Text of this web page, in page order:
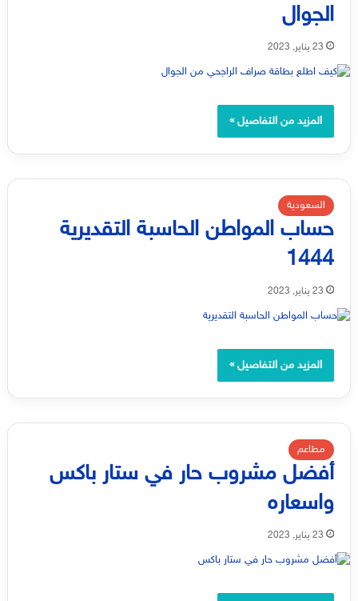
الجوال
23 يناير, 2023
المزيد من التفاصيل »
السعودية
حساب المواطن الحاسبة التقديرية
1444
23 يناير, 2023
المزيد من التفاصيل »
مطاعم
أفضل مشروب حار في ستار باكس
واسعاره
23 يناير, 2023